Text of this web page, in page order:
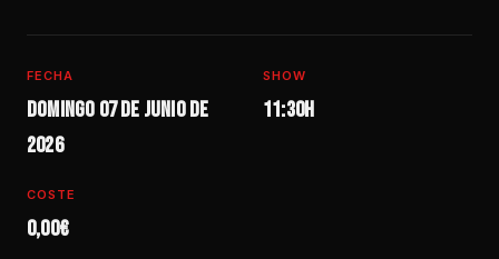
FECHA
Domingo 07 de junio de
2026
SHOW
11:30h
COSTE
0,00€